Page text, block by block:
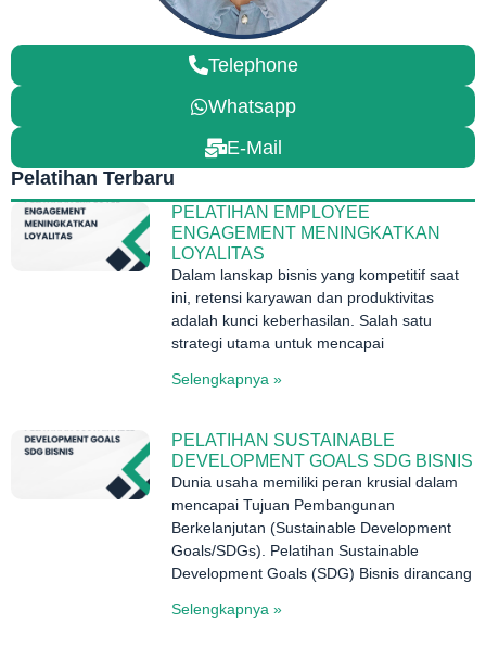
Telephone
Whatsapp
E-Mail
Pelatihan Terbaru
PELATIHAN EMPLOYEE
ENGAGEMENT MENINGKATKAN
LOYALITAS
Dalam lanskap bisnis yang kompetitif saat
ini, retensi karyawan dan produktivitas
adalah kunci keberhasilan. Salah satu
strategi utama untuk mencapai
Selengkapnya »
PELATIHAN SUSTAINABLE
DEVELOPMENT GOALS SDG BISNIS
Dunia usaha memiliki peran krusial dalam
mencapai Tujuan Pembangunan
Berkelanjutan (Sustainable Development
Goals/SDGs). Pelatihan Sustainable
Development Goals (SDG) Bisnis dirancang
Selengkapnya »